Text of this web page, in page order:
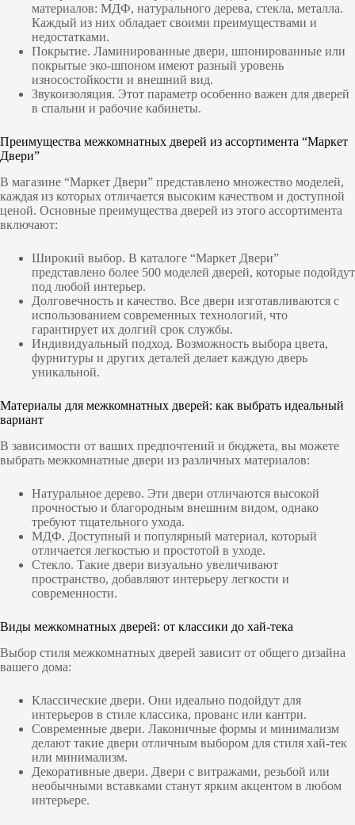
материалов: МДФ, натурального дерева, стекла, металла.
Каждый из них обладает своими преимуществами и
недостатками.
Покрытие. Ламинированные двери, шпонированные или
покрытые эко-шпоном имеют разный уровень
износостойкости и внешний вид.
Звукоизоляция. Этот параметр особенно важен для дверей
в спальни и рабочие кабинеты.
Преимущества межкомнатных дверей из ассортимента “Маркет
Двери”
В магазине “Маркет Двери” представлено множество моделей,
каждая из которых отличается высоким качеством и доступной
ценой. Основные преимущества дверей из этого ассортимента
включают:
Широкий выбор. В каталоге “Маркет Двери”
представлено более 500 моделей дверей, которые подойдут
под любой интерьер.
Долговечность и качество. Все двери изготавливаются с
использованием современных технологий, что
гарантирует их долгий срок службы.
Индивидуальный подход. Возможность выбора цвета,
фурнитуры и других деталей делает каждую дверь
уникальной.
Материалы для межкомнатных дверей: как выбрать идеальный
вариант
В зависимости от ваших предпочтений и бюджета, вы можете
выбрать межкомнатные двери из различных материалов:
Натуральное дерево. Эти двери отличаются высокой
прочностью и благородным внешним видом, однако
требуют тщательного ухода.
МДФ. Доступный и популярный материал, который
отличается легкостью и простотой в уходе.
Стекло. Такие двери визуально увеличивают
пространство, добавляют интерьеру легкости и
современности.
Виды межкомнатных дверей: от классики до хай-тека
Выбор стиля межкомнатных дверей зависит от общего дизайна
вашего дома:
Классические двери. Они идеально подойдут для
интерьеров в стиле классика, прованс или кантри.
Современные двери. Лаконичные формы и минимализм
делают такие двери отличным выбором для стиля хай-тек
или минимализм.
Декоративные двери. Двери с витражами, резьбой или
необычными вставками станут ярким акцентом в любом
интерьере.